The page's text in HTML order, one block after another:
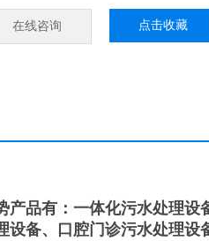
在线咨询 点击收藏
品有：一体化污水处理设
备、口腔门诊污水处理设